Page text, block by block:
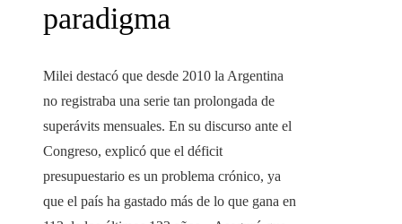
paradigma
Milei destacó que desde 2010 la Argentina
no registraba una serie tan prolongada de
superávits mensuales. En su discurso ante el
Congreso, explicó que el déficit
presupuestario es un problema crónico, ya
que el país ha gastado más de lo que gana en